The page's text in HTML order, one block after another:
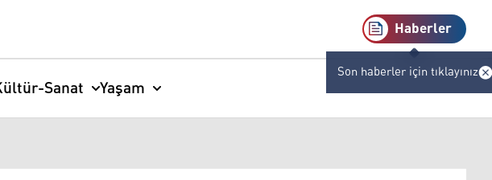
Haberler
Son haberler için tıklayınız
Sanat Yaşam